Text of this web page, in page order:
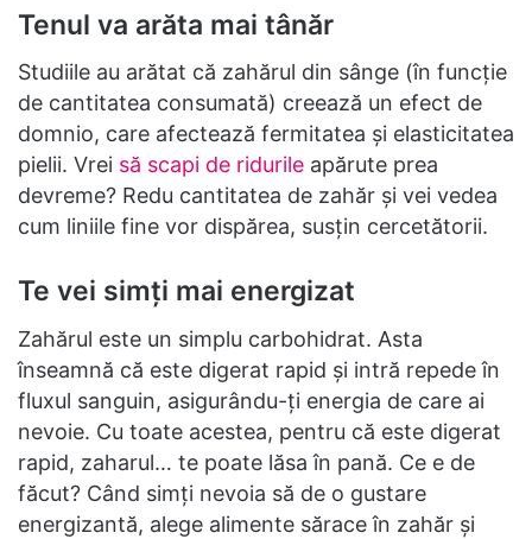
Tenul va arăta mai tânăr
Studiile au arătat că zahărul din sânge (în funcție
de cantitatea consumată) creează un efect de
domnio, care afectează fermitatea și elasticitatea
pielii. Vrei să scapi de ridurile apărute prea
devreme? Redu cantitatea de zahăr și vei vedea
cum liniile fine vor dispărea, susțin cercetătorii.
Te vei simți mai energizat
Zahărul este un simplu carbohidrat. Asta
înseamnă că este digerat rapid și intră repede în
fluxul sanguin, asigurându-ți energia de care ai
nevoie. Cu toate acestea, pentru că este digerat
rapid, zaharul… te poate lăsa în pană. Ce e de
făcut? Când simți nevoia să de o gustare
energizantă, alege alimente sărace în zahăr și